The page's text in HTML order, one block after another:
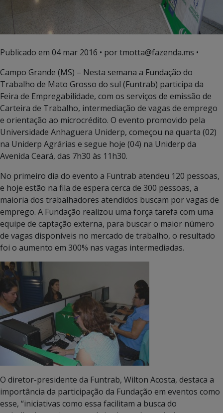
Publicado em 04 mar 2016 • por tmotta@fazenda.ms •
Campo Grande (MS) – Nesta semana a Fundação do
Trabalho de Mato Grosso do sul (Funtrab) participa da
Feira de Empregabilidade, com os serviços de emissão de
Carteira de Trabalho, intermediação de vagas de emprego
e orientação ao microcrédito. O evento promovido pela
Universidade Anhaguera Uniderp, começou na quarta (02)
na Uniderp Agrárias e segue hoje (04) na Uniderp da
Avenida Ceará, das 7h30 às 11h30.
No primeiro dia do evento a Funtrab atendeu 120 pessoas,
e hoje estão na fila de espera cerca de 300 pessoas, a
maioria dos trabalhadores atendidos buscam por vagas de
emprego. A Fundação realizou uma força tarefa com uma
equipe de captação externa, para buscar o maior número
de vagas disponíveis no mercado de trabalho, o resultado
foi o aumento em 300% nas vagas intermediadas.
O diretor-presidente da Funtrab, Wilton Acosta, destaca a
importância da participação da Fundação em eventos como
esse, “iniciativas como essa facilitam a busca do